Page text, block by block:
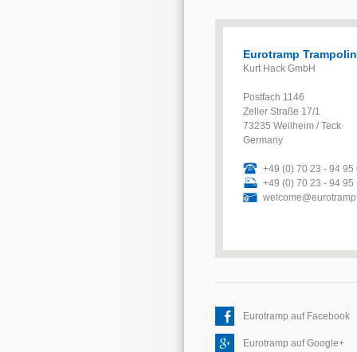
Eurotramp
Kurt Hack GmbH
Postfach 1146
Zeller Straße 17/1
73235 Weilheim / Teck
Germany
+49 (0) 70 23 - 94 95
+49 (0) 70 23 - 94 95
Eurotramp auf Facebook
Eurotramp auf Google+